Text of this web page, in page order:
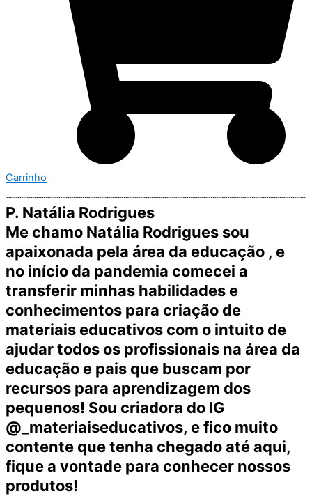
Carrinho
P. Natália Rodrigues
Me chamo Natália Rodrigues sou
apaixonada pela área da educação , e
no início da pandemia comecei a
transferir minhas habilidades e
conhecimentos para criação de
materiais educativos com o intuito de
ajudar todos os profissionais na área da
educação e pais que buscam por
recursos para aprendizagem dos
pequenos! Sou criadora do IG
@_materiaiseducativos, e fico muito
contente que tenha chegado até aqui,
fique a vontade para conhecer nossos
produtos!